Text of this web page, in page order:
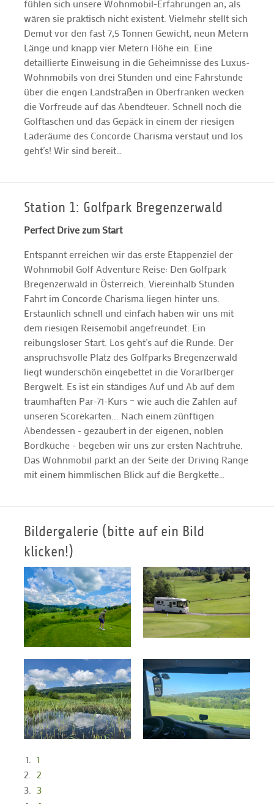
fühlen sich unsere Wohnmobil-Erfahrungen an, als
wären sie praktisch nicht existent. Vielmehr stellt sich
Demut vor den fast 7,5 Tonnen Gewicht, neun Metern
Länge und knapp vier Metern Höhe ein. Eine
detaillierte Einweisung in die Geheimnisse des Luxus-
Wohnmobils von drei Stunden und eine Fahrstunde
über die engen Landstraßen in Oberfranken wecken
die Vorfreude auf das Abendteuer. Schnell noch die
Golftaschen und das Gepäck in einem der riesigen
Laderäume des Concorde Charisma verstaut und los
geht’s! Wir sind bereit…
Station 1: Golfpark Bregenzerwald
Perfect Drive zum Start
Entspannt erreichen wir das erste Etappenziel der
Wohnmobil Golf Adventure Reise: Den Golfpark
Bregenzerwald in Österreich. Viereinhalb Stunden
Fahrt im Concorde Charisma liegen hinter uns.
Erstaunlich schnell und einfach haben wir uns mit
dem riesigen Reisemobil angefreundet. Ein
reibungsloser Start. Los geht’s auf die Runde. Der
anspruchsvolle Platz des Golfparks Bregenzerwald
liegt wunderschön eingebettet in die Vorarlberger
Bergwelt. Es ist ein ständiges Auf und Ab auf dem
traumhaften Par-71-Kurs – wie auch die Zahlen auf
unseren Scorekarten... Nach einem zünftigen
Abendessen - gezaubert in der eigenen, noblen
Bordküche - begeben wir uns zur ersten Nachtruhe.
Das Wohnmobil parkt an der Seite der Driving Range
mit einem himmlischen Blick auf die Bergkette…
Bildergalerie (bitte auf ein Bild
klicken!)
1
2
3